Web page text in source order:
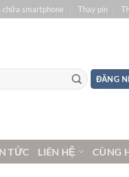
chữa smartphone Thay pin
ĐĂNG
TỨC LIÊN HỆ CÙNG